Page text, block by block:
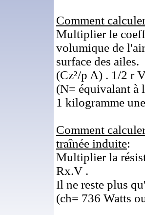
Comment
Multiplier le
volumique de
surface des ailes.
(Cz²/p A) . 1/2 r
(N= équivalant à
1 kilogramme
Comment
traînée induite:
Multiplier la
Rx.V .
Il ne reste plus
(ch= 736 Watts